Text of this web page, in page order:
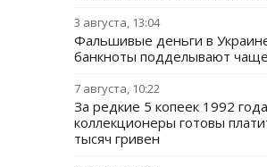
3 августа, 13:04
Фальшивые деньги в
банкноты подделывают чаще
7 августа, 10:22
За редкие 5 копеек 1992 года
коллекционеры готовы
тысяч гривен